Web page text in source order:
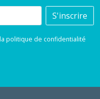
S'inscrire
politique de confidentialité